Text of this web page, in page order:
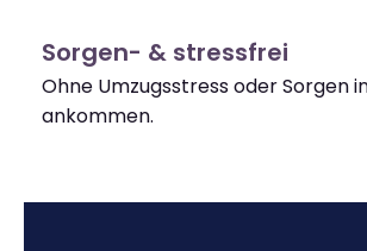
Sorgen- & stressfrei
Ohne Umzugsstress oder Sorgen
ankommen.